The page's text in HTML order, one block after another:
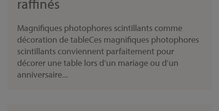
raffinés
Magnifiques photophores scintillants comme
décoration de tableCes magnifiques photophores
scintillants conviennent parfaitement pour
décorer une table lors d’un mariage ou d’un
anniversaire...